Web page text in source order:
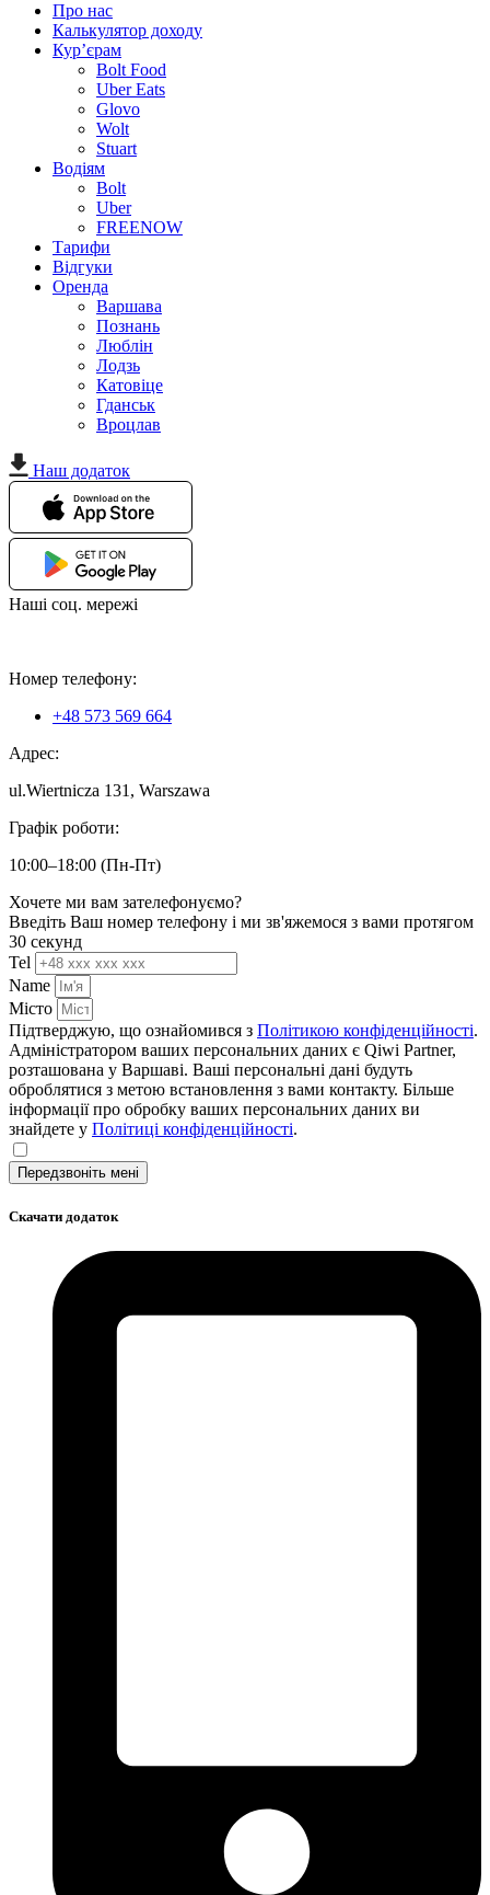
Про нас
Калькулятор доходу
Кур’єрам
Bolt Food
Uber Eats
Glovo
Wolt
Stuart
Водіям
Bolt
Uber
FREENOW
Тарифи
Відгуки
Оренда
Варшава
Познань
Люблін
Лодзь
Катовіце
Гданськ
Вроцлав
Наш додаток
Наші соц. мережі
Номер телефону:
+48 573 569 664
Адрес:
ul.Wiertnicza 131, Warszawa
Графік роботи:
‌10:00–18:00 (‌Пн-Пт)
Хочете ми вам зателефонуємо?
Введіть Ваш номер телефону і ми зв'яжемося з вами протягом
30 секунд
Tel
Name
Місто
Підтверджую, що ознайомився з Політикою конфіденційності.
Адміністратором ваших персональних даних є Qiwi Partner,
розташована у Варшаві. Ваші персональні дані будуть
оброблятися з метою встановлення з вами контакту. Більше
інформації про обробку ваших персональних даних ви
знайдете у Політиці конфіденційності.
Передзвоніть мені
Скачати додаток